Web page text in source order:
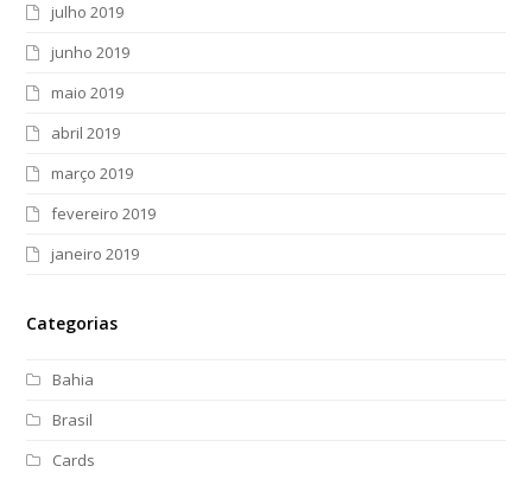
julho 2019
junho 2019
maio 2019
abril 2019
março 2019
fevereiro 2019
janeiro 2019
Categorias
Bahia
Brasil
Cards